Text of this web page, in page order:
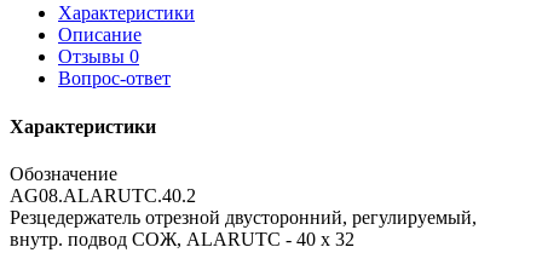
Характеристики
Описание
Отзывы 0
Вопрос-ответ
Характеристики
Обозначение
AG08.ALARUTC.40.2
Резцедержатель отрезной двусторонний, регулируемый,
внутр. подвод СОЖ, ALARUTC - 40 x 32